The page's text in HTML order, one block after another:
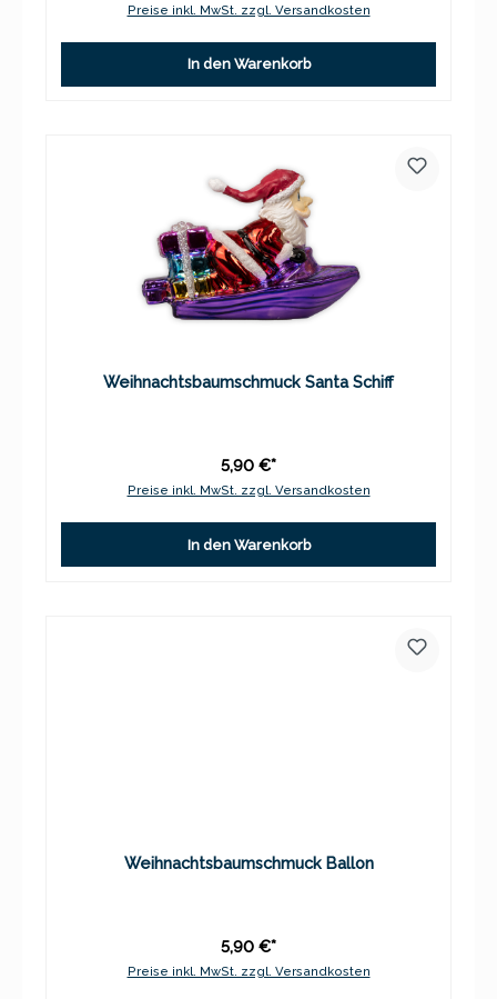
Preise inkl. MwSt. zzgl. Versandkosten
In den Warenkorb
Weihnachtsbaumschmuck Santa Schiff
5,90 €*
Preise inkl. MwSt. zzgl. Versandkosten
In den Warenkorb
Weihnachtsbaumschmuck Ballon
5,90 €*
Preise inkl. MwSt. zzgl. Versandkosten